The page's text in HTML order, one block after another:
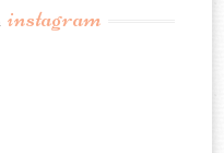
instagram